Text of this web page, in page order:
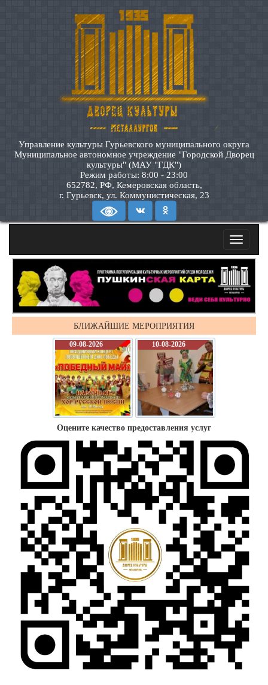
Управление культуры Гурьевского муниципального округа
Муниципальное автономное учреждение "Городской Дворец
культуры" (МАУ "ГДК")
Режим работы: 8:00 - 23:00
652782, РФ, Кемеровская область,
г. Гурьевск, ул. Коммунистическая, 23
Toggle
БЛИЖАЙШИЕ МЕРОПРИЯТИЯ
09-08-2026 10-08-2026
Оцените качество предоставления услуг